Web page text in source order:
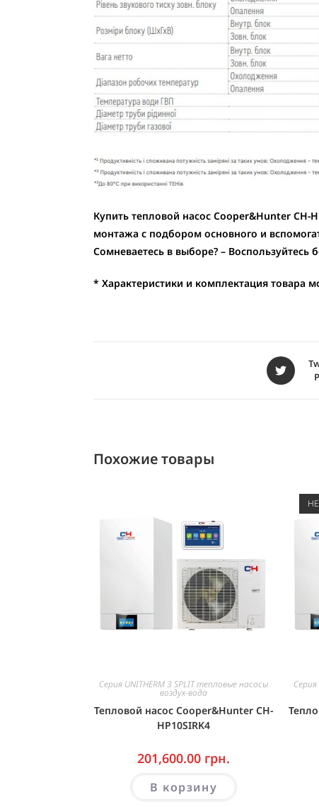
Купить тепловой насос Cooper&Hunter CH-
монтажа с подбором основного и
Сомневаетесь в выборе? –
* Характеристики и комплектация товара
Похожие товары
Серия UNITHERM 3 SPLIT тепловые насосы
воздух-вода
Тепловой насос Cooper&Hunter CH-
HP10SIRK4
201,600.00 грн.
В корзину